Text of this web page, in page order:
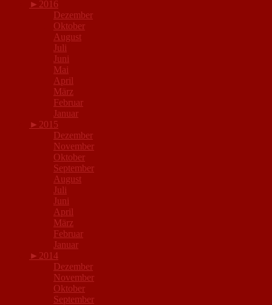
► 2016
Dezember
Oktober
August
Juli
Juni
Mai
April
März
Februar
Januar
► 2015
Dezember
November
Oktober
September
August
Juli
Juni
April
März
Februar
Januar
► 2014
Dezember
November
Oktober
September